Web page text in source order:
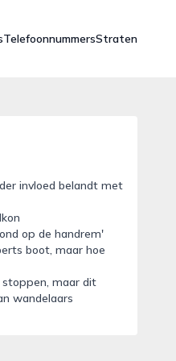
TelefoonnummersStraten
invloed belandt met
op de handrem'
boot, maar hoe
stoppen, maar dit
wandelaars